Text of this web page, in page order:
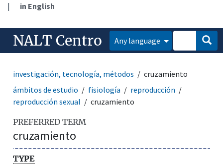
| in English
NALT Centro Any language
investigación, tecnología, métodos
cruzamiento
ámbitos de estudio
fisiología
reproducción
reproducción sexual
cruzamiento
PREFERRED TERM
cruzamiento
TYPE